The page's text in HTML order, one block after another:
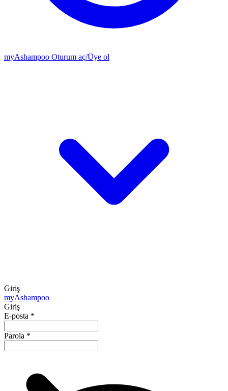
myAshampoo Oturum aç/Üye ol
Giriş
myAshampoo
Giriş
E-posta *
Parola *